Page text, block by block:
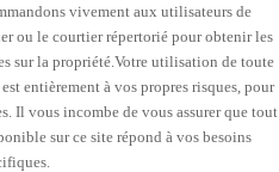
vivement aux utilisateurs de
ou le courtier répertorié pour obtenir les
sur la propriété.Votre utilisation de toute
entièrement à vos propres risques, pour
Il vous incombe de vous assurer que tout
sur ce site répond à vos besoins